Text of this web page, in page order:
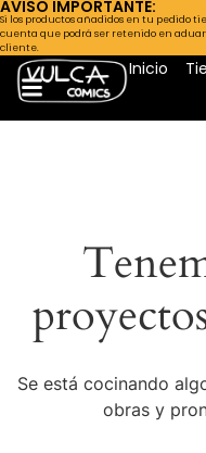
AVISO IMPORTANTE:
Si los productos añadidos en tu pedido
cuenta que podrá ser retenido en
cliente.
Inicio
Se está cocinando
obras y